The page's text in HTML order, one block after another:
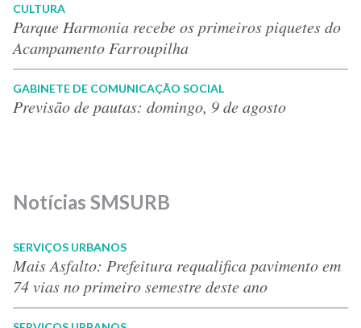
CULTURA
Parque Harmonia recebe os primeiros piquetes do
Acampamento Farroupilha
GABINETE DE COMUNICAÇÃO SOCIAL
Previsão de pautas: domingo, 9 de agosto
Notícias SMSURB
SERVIÇOS URBANOS
Mais Asfalto: Prefeitura requalifica pavimento em
74 vias no primeiro semestre deste ano